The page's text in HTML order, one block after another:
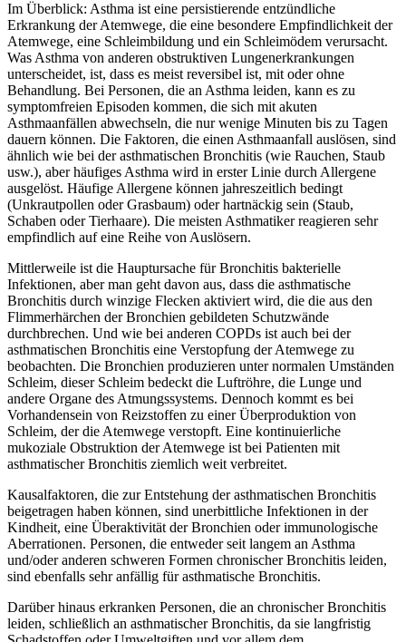
Im Überblick: Asthma ist eine persistierende entzündliche
Erkrankung der Atemwege, die eine besondere Empfindlichkeit der
Atemwege, eine Schleimbildung und ein Schleimödem verursacht.
Was Asthma von anderen obstruktiven Lungenerkrankungen
unterscheidet, ist, dass es meist reversibel ist, mit oder ohne
Behandlung. Bei Personen, die an Asthma leiden, kann es zu
symptomfreien Episoden kommen, die sich mit akuten
Asthmaanfällen abwechseln, die nur wenige Minuten bis zu Tagen
dauern können. Die Faktoren, die einen Asthmaanfall auslösen, sind
ähnlich wie bei der asthmatischen Bronchitis (wie Rauchen, Staub
usw.), aber häufiges Asthma wird in erster Linie durch Allergene
ausgelöst. Häufige Allergene können jahreszeitlich bedingt
(Unkrautpollen oder Grasbaum) oder hartnäckig sein (Staub,
Schaben oder Tierhaare). Die meisten Asthmatiker reagieren sehr
empfindlich auf eine Reihe von Auslösern.
Mittlerweile ist die Hauptursache für Bronchitis bakterielle
Infektionen, aber man geht davon aus, dass die asthmatische
Bronchitis durch winzige Flecken aktiviert wird, die die aus den
Flimmerhärchen der Bronchien gebildeten Schutzwände
durchbrechen. Und wie bei anderen COPDs ist auch bei der
asthmatischen Bronchitis eine Verstopfung der Atemwege zu
beobachten. Die Bronchien produzieren unter normalen Umständen
Schleim, dieser Schleim bedeckt die Luftröhre, die Lunge und
andere Organe des Atmungssystems. Dennoch kommt es bei
Vorhandensein von Reizstoffen zu einer Überproduktion von
Schleim, der die Atemwege verstopft. Eine kontinuierliche
mukoziale Obstruktion der Atemwege ist bei Patienten mit
asthmatischer Bronchitis ziemlich weit verbreitet.
Kausalfaktoren, die zur Entstehung der asthmatischen Bronchitis
beigetragen haben können, sind unerbittliche Infektionen in der
Kindheit, eine Überaktivität der Bronchien oder immunologische
Aberrationen. Personen, die entweder seit langem an Asthma
und/oder anderen schweren Formen chronischer Bronchitis leiden,
sind ebenfalls sehr anfällig für asthmatische Bronchitis.
Darüber hinaus erkranken Personen, die an chronischer Bronchitis
leiden, schließlich an asthmatischer Bronchitis, da sie langfristig